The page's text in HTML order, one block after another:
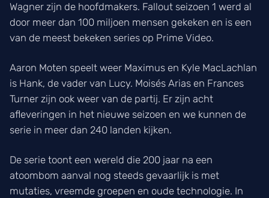
Wagner zijn de hoofdmakers. Fallout seizoen 1 werd al
door meer dan 100 miljoen mensen gekeken en is een
van de meest bekeken series op Prime Video.
Aaron Moten speelt weer Maximus en Kyle MacLachlan
is Hank, de vader van Lucy. Moisés Arias en Frances
Turner zijn ook weer van de partij. Er zijn acht
afleveringen in het nieuwe seizoen en we kunnen de
serie in meer dan 240 landen kijken.
De serie toont een wereld die 200 jaar na een
atoombom aanval nog steeds gevaarlijk is met
mutaties, vreemde groepen en oude technologie. In